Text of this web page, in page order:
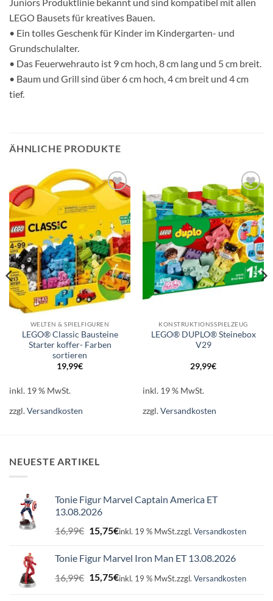
LEGO Bausets für kreatives Bauen.
• Ein tolles Geschenk für Kinder im Kindergarten- und
Grundschulalter.
• Das Feuerwehrauto ist 9 cm hoch, 8 cm lang und 5 cm breit.
• Baum und Grill sind über 6 cm hoch, 4 cm breit und 4 cm
tief.
ÄHNLICHE PRODUKTE
Auf die
Wunschliste
WELTEN & SPIELFIGUREN
LEGO® Classic Bausteine
Starter koffer- Farben
sortieren
19,99€
inkl. 19 % MwSt.
zzgl.Versandkosten
Auf die
Wunschliste
KONSTRUKTIONSSPIELZEUG
LEGO® DUPLO® Steinebox
V29
29,99€
inkl. 19 % MwSt.
zzgl.Versandkosten
NEUESTE ARTIKEL
Tonie Figur Marvel Captain America ET
13.08.2026
16,99€ Ursprünglicher
Preis
16,99€
15,75€Aktueller
15,75€.
inkl. 19 % MwSt.zzgl. Versandkosten
Tonie Figur Marvel Iron Man ET 13.08.2026
16,99€ Ursprünglicher
15,75€Aktueller
inkl. 19 % MwSt.zzgl. Versandkosten